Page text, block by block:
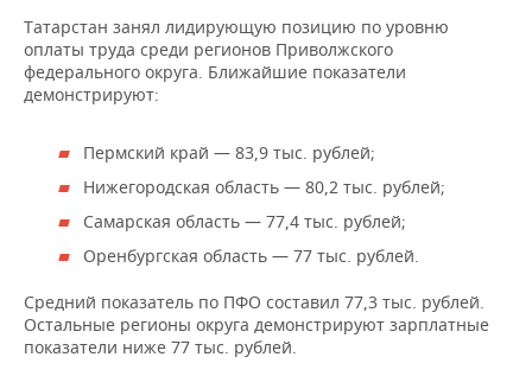
ХОККЕЙ С МЯЧОМ
ПРОИСШЕСТВИЯ
Татарстан занял лидирующую позицию по уровню
оплаты труда среди регионов Приволжского
федерального округа. Ближайшие показатели
демонстрируют:
Пермский край — 83,9 тыс. рублей;
Нижегородская область — 80,2 тыс. рублей;
Самарская область — 77,4 тыс. рублей;
Оренбургская область — 77 тыс. рублей.
Средний показатель по ПФО составил 77,3 тыс. рублей.
Остальные регионы округа демонстрируют зарплатные
показатели ниже 77 тыс. рублей.